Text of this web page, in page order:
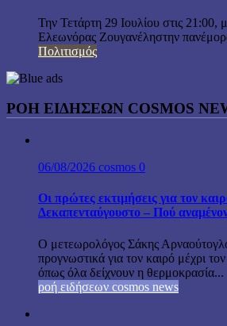
Την Τετάρτη 29 Ιουλίου στις 21:00,
Ελεωνόρας Ζουγανέληστην
Πολιτισμός
ΡΟΗ ΕΙΔΗΣΕΩΝ COSMOS
06/08/2026 cosmos 0
Οι πρώτες εκτιμήσεις για τον
Δεκαπενταύγουστο – Πού
Ο μετεωρολόγος Σάκης
προγνωστικά για τον καιρό μέχρι
όπως όλα δείχνουν η θερμοκρασία...
ροή ειδήσεων cosmos news